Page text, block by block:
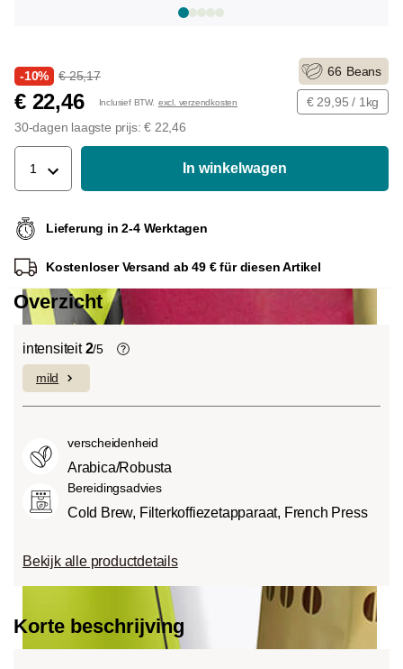
-10% € 25,17
€ 22,46 Inclusief BTW. excl. verzendkosten
30-dagen laagste prijs: € 22,46
66 Beans
€ 29,95 / 1kg
1 In winkelwagen
Lieferung in 2-4 Werktagen
Kostenloser Versand ab 49 € für diesen Artikel
Overzicht
intensiteit2/5
De individuele smaken van de gebruikte
bijzonder intens en sterk (5) kan
smaken.
mild
verscheidenheid
Arabica/Robusta
Bereidingsadvies
Cold Brew, Filterkoffiezetapparaat, French Press
Bekijk alle productdetails
Korte beschrijving